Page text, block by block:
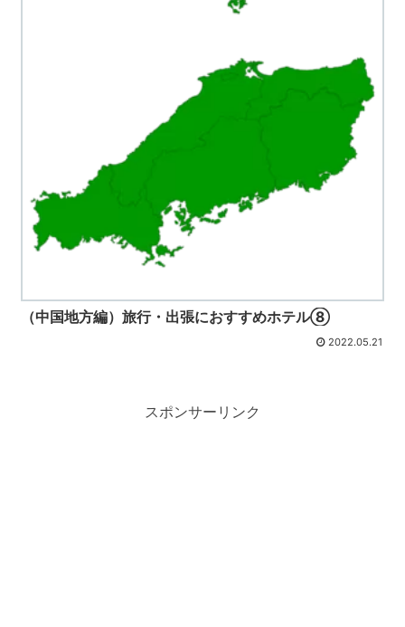
（中国地方編）旅行・出張におすすめホテル⑧
2022.05.21
スポンサーリンク